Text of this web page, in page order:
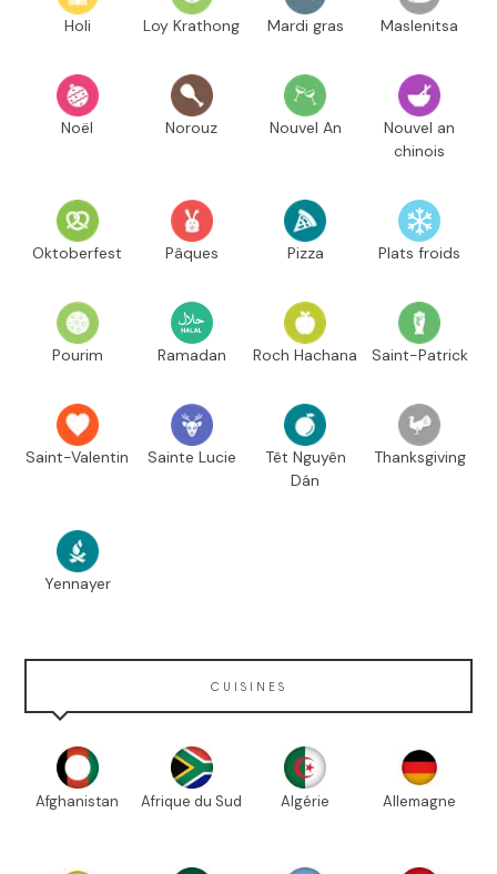
Holi Loy Krathong Mardi gras Maslenitsa
Noël Norouz Nouvel An
Nouvel an
chinois
Oktoberfest Pâques Pizza Plats froids
Pourim Ramadan Roch Hachana Saint-Patrick
Saint-Valentin Sainte Lucie
Têt Nguyên
Dán
Thanksgiving
Yennayer
CUISINES
Afghanistan Afrique du Sud Algérie Allemagne